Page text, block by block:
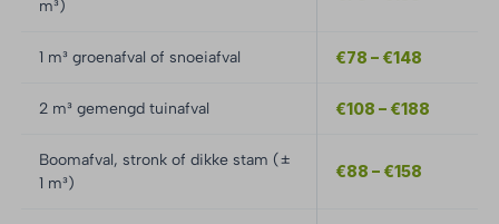
m³)
1 m³ groenafval of snoeiafval €78 – €148
2 m³ gemengd tuinafval €108 – €188
Boomafval, stronk of dikke stam (±
1 m³)
€88 – €158